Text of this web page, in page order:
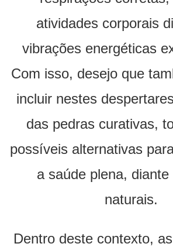
atividades corporais
vibrações energéticas
Com isso, desejo que
incluir nestes
das pedras curativas,
possíveis alternativas
a saúde plena,
naturais.
Dentro deste contexto,